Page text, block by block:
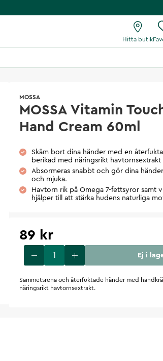
Hitta butik
MOSSA
MOSSA Vitamin
Hand Cream 60ml
Skäm bort dina händer med en
berikad med näringsrikt
Absormeras snabbt och gör dina
och mjuka.
Havtorn rik på Omega 7-fettsyror samt
hjälper till att stärka hudens naturliga
89 kr
Ej i
Sammetsrena och återfuktade händer med
näringsrikt havtornsextrakt.